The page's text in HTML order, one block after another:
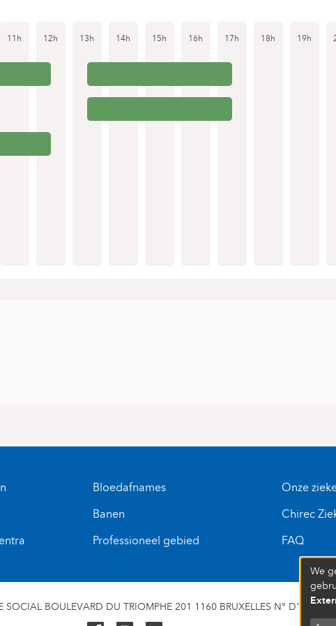
11h 12h 13h 14h 15h 16h 17h 18h 19h
Bloedafnames
Banen
Professioneel gebied
Onze
Chirec
FAQ
SOCIAL BOULEVARD DU TRIOMPHE 201 1160 BRUXELLES N°
We